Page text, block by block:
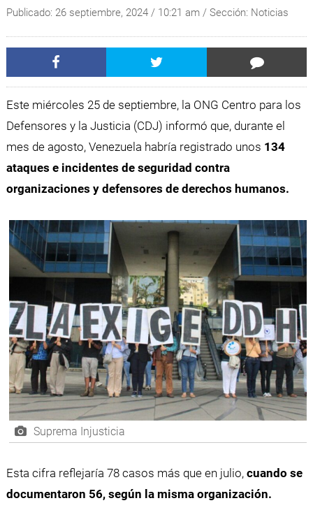
Publicado: 26 septiembre, 2024/ 10:21 am / Sección: Noticias
Este miércoles 25 de septiembre, la ONG Centro para los
Defensores y la Justicia (CDJ) informó que, durante el
mes de agosto, Venezuela habría registrado unos 134
ataques e incidentes de seguridad contra
organizaciones y defensores de derechos humanos.
Suprema Injusticia
Esta cifra reflejaría 78 casos más que en julio,cuando se
documentaron 56, según la misma organización.